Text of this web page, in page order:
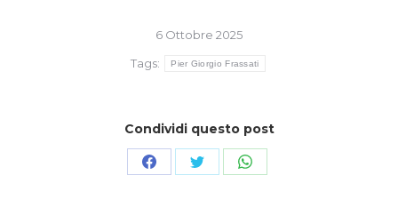
6 Ottobre 2025
Tags:
Pier Giorgio Frassati
Condividi questo post
CondividiCondividiCondividi